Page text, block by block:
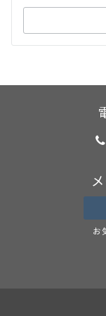
索：
お